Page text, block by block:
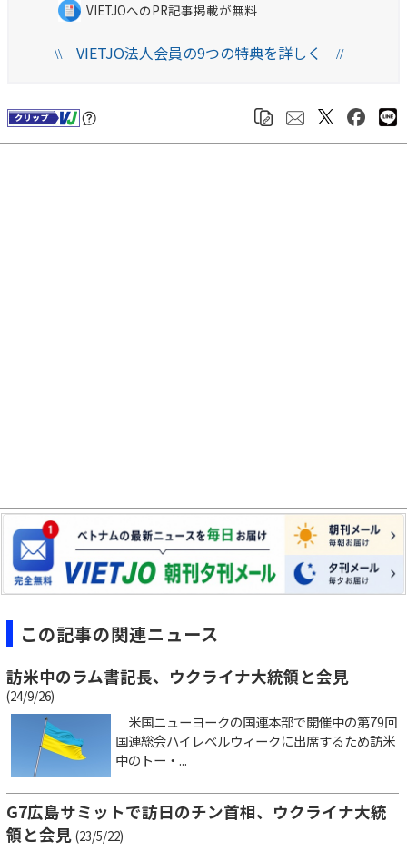
VIETJOへのPR記事掲載が無料
\\VIETJO法人会員の9つの特典を詳しく //
この記事の関連ニュース
訪米中のラム書記長、ウクライナ大統領と会見
(24/9/26)
米国ニューヨークの国連本部で開催中の第79回
国連総会ハイレベルウィークに出席するため訪米
中のトー・...
G7広島サミットで訪日のチン首相、ウクライナ大統
領と会見 (23/5/22)